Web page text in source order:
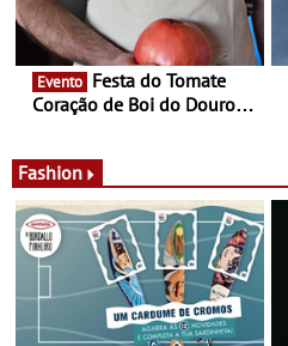
Evento
Coração de Boi do Douro -
Fashion